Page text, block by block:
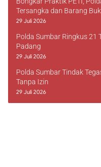
Tersangka dan Barang
29 Juli 2026
Polda Sumbar Ringkus 21
Padang
29 Juli 2026
Polda Sumbar Tindak
Tanpa Izin
29 Juli 2026